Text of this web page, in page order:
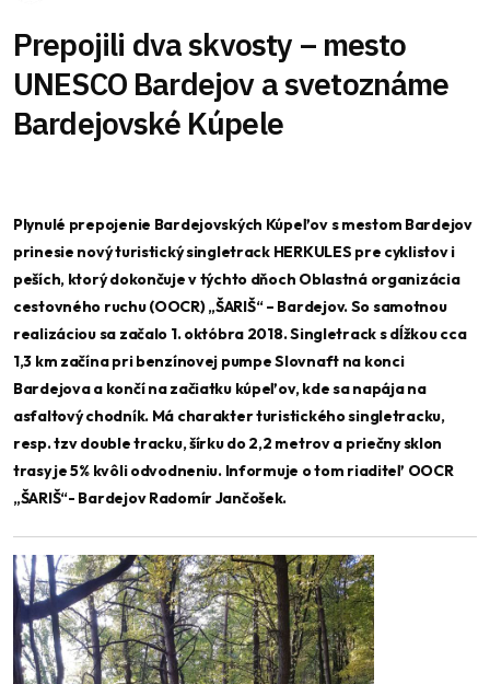
Prepojili dva skvosty – mesto
UNESCO Bardejov a svetoznáme
Bardejovské Kúpele
Plynulé prepojenie Bardejovských Kúpeľov s mestom Bardejov
prinesie nový turistický singletrack HERKULES pre cyklistov i
peších, ktorý dokončuje v týchto dňoch Oblastná organizácia
cestovného ruchu (OOCR) „ŠARIŠ“ – Bardejov. So samotnou
realizáciou sa začalo 1. októbra 2018. Singletrack s dĺžkou cca
1,3 km začína pri benzínovej pumpe Slovnaft na konci
Bardejova a končí na začiatku kúpeľov, kde sa napája na
asfaltový chodník. Má charakter turistického singletracku,
resp. tzv double tracku, šírku do 2,2 metrov a priečny sklon
trasy je 5% kvôli odvodneniu. Informuje o tom riaditeľ OOCR
„ŠARIŠ“- Bardejov Radomír Jančošek.